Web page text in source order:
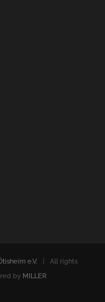
e.V. | All rights
by MILLER